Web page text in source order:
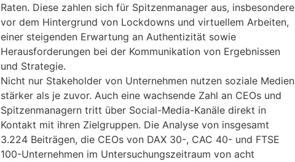
Raten. Diese zahlen sich für Spitzenmanager aus, insbesondere
vor dem Hintergrund von Lockdowns und virtuellem Arbeiten,
einer steigenden Erwartung an Authentizität sowie
Herausforderungen bei der Kommunikation von Ergebnissen
und Strategie.
Nicht nur Stakeholder von Unternehmen nutzen soziale Medien
stärker als je zuvor. Auch eine wachsende Zahl an CEOs und
Spitzenmanagern tritt über Social-Media-Kanäle direkt in
Kontakt mit ihren Zielgruppen. Die Analyse von insgesamt
3.224 Beiträgen, die CEOs von DAX 30-, CAC 40- und FTSE
100-Unternehmen im Untersuchungszeitraum von acht